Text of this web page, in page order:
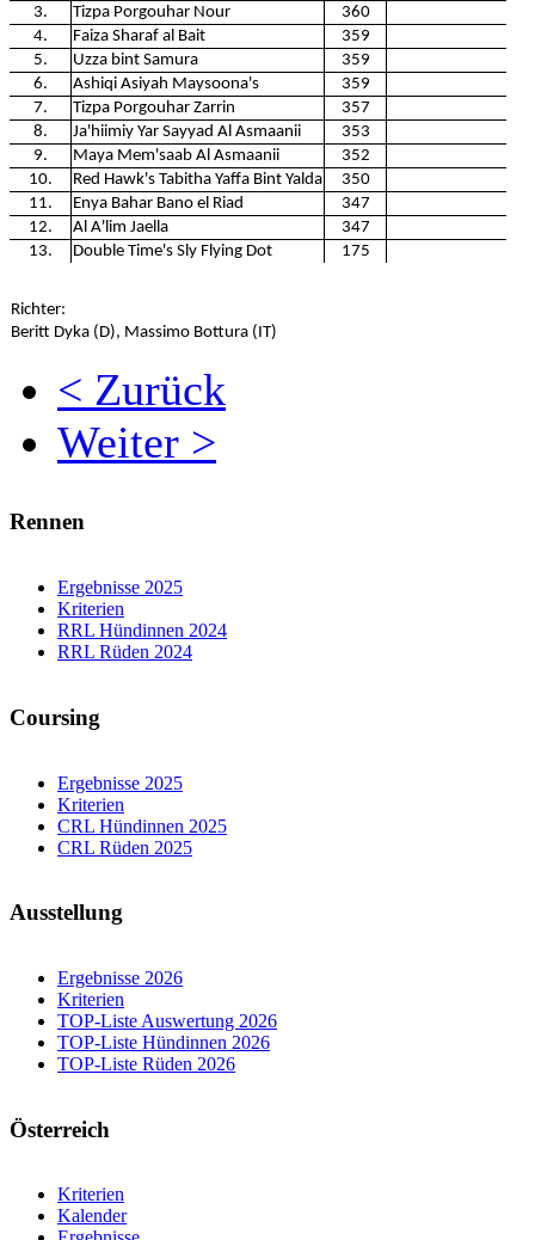
3.
Tizpa Porgouhar Nour
360
4.
Faiza Sharaf al Bait
359
5.
Uzza bint Samura
359
6.
Ashiqi Asiyah Maysoona's
359
7.
Tizpa Porgouhar Zarrin
357
8.
Ja'hiimiy Yar Sayyad Al Asmaanii
353
9.
Maya Mem'saab Al Asmaanii
352
10.
Red Hawk's Tabitha Yaffa Bint Yalda
350
11.
Enya Bahar Bano el Riad
347
12.
Al A'lim Jaella
347
13.
Double Time's Sly Flying Dot 175
Richter:
Beritt Dyka (D), Massimo Bottura (IT)
< Zurück
Weiter >
Rennen
Ergebnisse 2025
Kriterien
RRL Hündinnen 2024
RRL Rüden 2024
Coursing
Ergebnisse 2025
Kriterien
CRL Hündinnen 2025
CRL Rüden 2025
Ausstellung
Ergebnisse 2026
Kriterien
TOP-Liste Auswertung 2026
TOP-Liste Hündinnen 2026
TOP-Liste Rüden 2026
Österreich
Kriterien
Kalender